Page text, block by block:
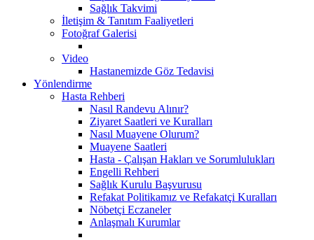
Sağlık Takvimi
İletişim & Tanıtım Faaliyetleri
Fotoğraf Galerisi
Video
Hastanemizde Göz Tedavisi
Yönlendirme
Hasta Rehberi
Nasıl Randevu Alınır?
Ziyaret Saatleri ve Kuralları
Nasıl Muayene Olurum?
Muayene Saatleri
Hasta - Çalışan Hakları ve Sorumlulukları
Engelli Rehberi
Sağlık Kurulu Başvurusu
Refakat Politikamız ve Refakatçi Kuralları
Nöbetçi Eczaneler
Anlaşmalı Kurumlar